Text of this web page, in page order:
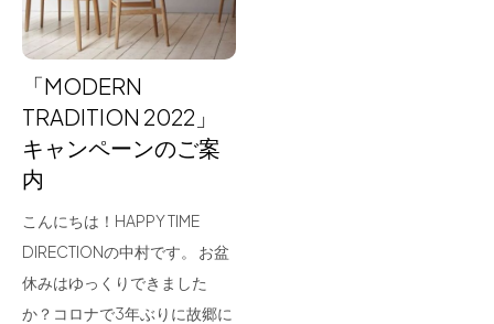
Recruit
Contact
フラッグシップストア
「MODERN
TRADITION 2022」
キャンペーンのご案
内
こんにちは！HAPPY TIME
DIRECTIONの中村です。 お盆
休みはゆっくりできました
か？コロナで3年ぶりに故郷に